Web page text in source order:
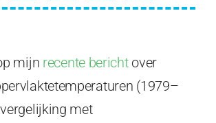
mijn recente berichtover
(1979–
met